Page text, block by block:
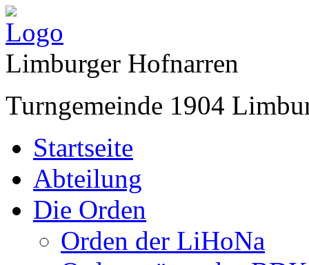
Limburger Hofnarren
Turngemeinde 1904
Startseite
Abteilung
Die Orden
Orden der LiHoNa